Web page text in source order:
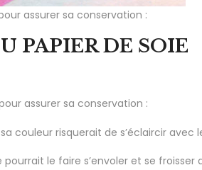
assurer sa conservation :
PAPIER DE SOIE
assurer sa conservation :
couleur risquerait de s’éclaircir avec
le faire s’envoler et se froisser